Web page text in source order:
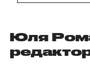
Юля